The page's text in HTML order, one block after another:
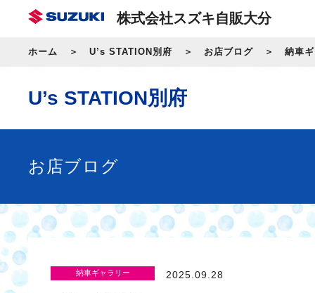
株式会社スズキ自販大分
ホーム U’s STATION別府 お店ブログ 納車
U’s STATION別府
お店ブログ
納車ギャラリー 2025.09.28